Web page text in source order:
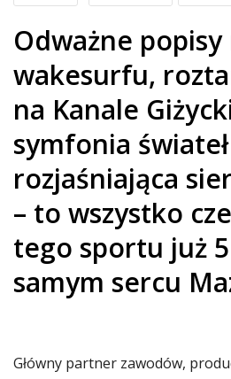
Odważne
wakesurfu,
na Kanale
symfonia świateł
rozjaśniająca
– to wszystko
tego sportu już
samym sercu
Główny partner zawodów,